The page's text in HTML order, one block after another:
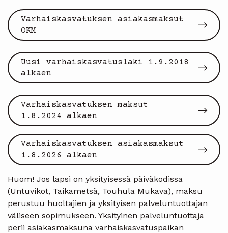
Varhaiskasvatuksen asiakasmaksut
OKM
Uusi varhaiskasvatuslaki 1.9.2018
alkaen
Varhaiskasvatuksen maksut
1.8.2024 alkaen
Varhaiskasvatuksen asiakasmaksut
1.8.2026 alkaen
Huom! Jos lapsi on yksityisessä päiväkodissa
(Untuvikot, Taikametsä, Touhula Mukava), maksu
perustuu huoltajien ja yksityisen palveluntuottajan
väliseen sopimukseen. Yksityinen palveluntuottaja
perii asiakasmaksuna varhaiskasvatuspaikan